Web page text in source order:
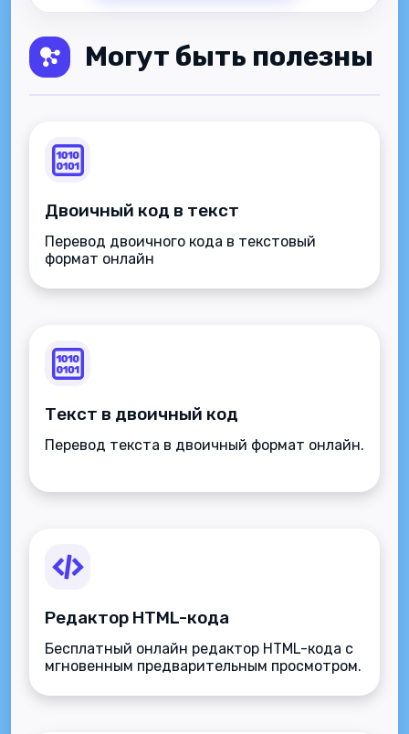
Могут быть полезны
Двоичный код в текст
Перевод двоичного кода в текстовый
формат онлайн
Текст в двоичный код
Перевод текста в двоичный формат онлайн.
Редактор HTML-кода
Бесплатный онлайн редактор HTML-кода с
мгновенным предварительным просмотром.